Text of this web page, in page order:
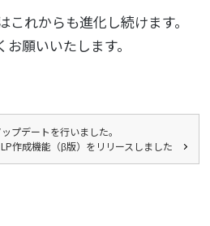
これからも進化し続けます。
願いいたします。
プデートを行いました。
LP作成機能（β版）をリリースしました